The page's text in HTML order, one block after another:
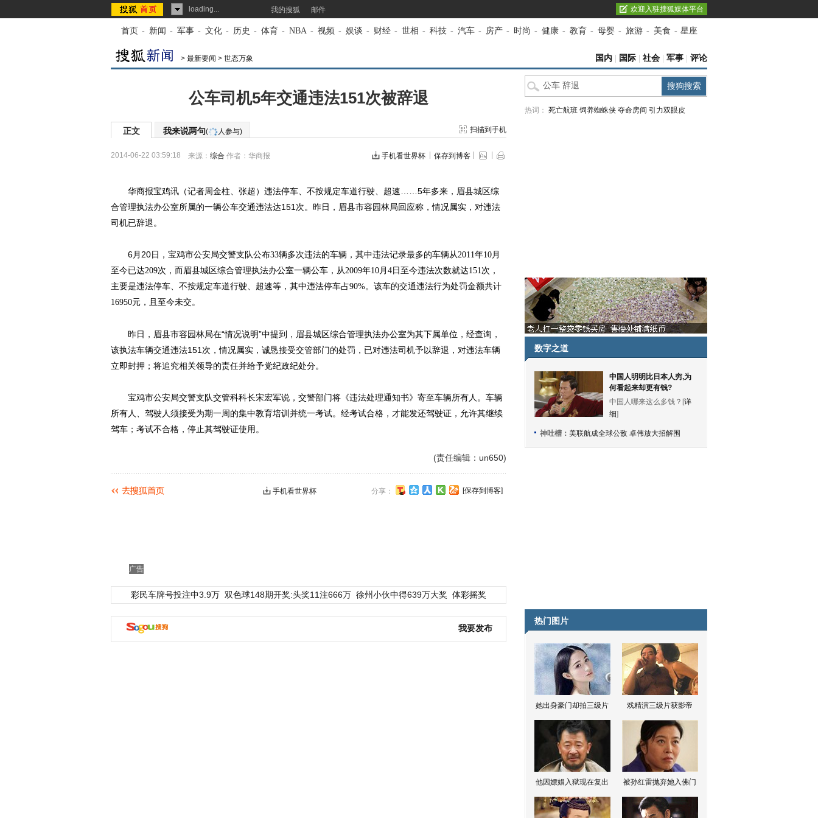
loading... 我的搜狐 邮件 欢迎入驻搜狐媒体平台
首页 - 新闻 - 军事 - 文化 - 历史 - 体育 - NBA - 视频 - 娱谈 - 财经 - 世相 - 科技 - 汽车 - 房产 - 时尚 - 健康 - 教育 - 母婴 - 旅游 - 美食 - 星座
> 最新要闻 > 世态万象 国内 国际 社会 军事 评论
公车司机5年交通违法151次被辞退
正文 我来说两句( 人参与) 扫描到手机
2014-06-22 03:59:18 来源： 综合 作者：华商报 手机看世界杯 保存到博客
华商报宝鸡讯（记者周金柱、张超）违法停车、不按规定车道行驶、超速……5年多来，眉县城区综
合管理执法办公室所属的一辆公车交通违法达151次。昨日，眉县市容园林局回应称，情况属实，对违法
司机已辞退。
6月20日， 宝鸡市公安局交警支队公布33辆多次违法的车辆，其中违法记录最多的车辆从2011年10月
至今已达209次，而眉县城区综合管理执法办公室一辆公车，从2009年10月4日至今违法次数就达151次，
主要是违法停车、不按规定车道行驶、超速等，其中违法停车占90%。该车的交通违法行为处罚金额共计
16950元，且至今未交。
昨日，眉县市容园林局在“情况说明”中提到，眉县城区综合管理执法办公室为其下属单位，经查询，
该执法车辆交通违法151次，情况属实，诚恳接受交管部门的处罚，已对违法司机予以辞退，对违法车辆
立即封押；将追究相关领导的责任并给予党纪政纪处分。
宝鸡市公安局交警支队交管科科长宋宏军说，交警部门将《违法处理通知书》寄至车辆所有人。车辆
所有人、驾驶人须接受为期一周的集中教育培训并统一考试。经考试合格，才能发还驾驶证，允许其继续
驾车；考试不合格，停止其驾驶证使用。
(责任编辑：un650)
分享： [保存到博客]
手机看世界杯
广告
彩民车牌号投注中3.9万 双色球148期开奖:头奖11注666万 徐州小伙中得639万大奖 体彩摇奖
我要发布
热词： 死亡航班 饲养蜘蛛侠 夺命房间 引力双眼皮
数字之道
中国人明明比日本人穷,为
何看起来却更有钱?
中国人哪来这么多钱？[详
细]
神吐槽： 美联航成全球公敌 卓伟放大招解围
热门图片
她出身豪门却拍三级片 戏精演三级片获影帝
他因嫖娼入狱现在复出 被孙红雷抛弃她入佛门